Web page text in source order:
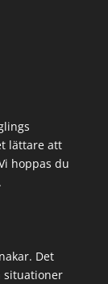
lättare att
hoppas du
Det
situationer